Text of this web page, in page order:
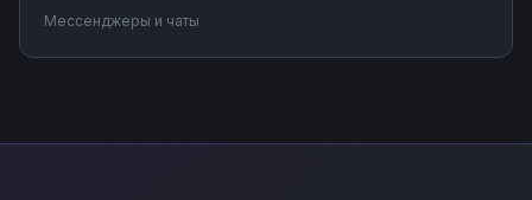
запросов, синхронизируйте сообщения с системами
учета. Подключите мессенджер к вашим бизнес-
процессам через Nodul без программирования за
Мессенджеры и чаты